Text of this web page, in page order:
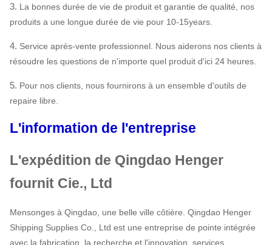
3. La bonnes durée de vie de produit et garantie de qualité, nos
produits a une longue durée de vie pour 10-15years.
4. Service après-vente professionnel. Nous aiderons nos clients à
résoudre les questions de n'importe quel produit d'ici 24 heures.
5. Pour nos clients, nous fournirons à un ensemble d'outils de
repaire libre.
L'information de l'entreprise
L'expédition de Qingdao Henger
fournit Cie., Ltd
Mensonges à Qingdao, une belle ville côtière. Qingdao Henger
Shipping Supplies Co., Ltd est une entreprise de pointe intégrée
avec la fabrication, la recherche et l'innovation, services